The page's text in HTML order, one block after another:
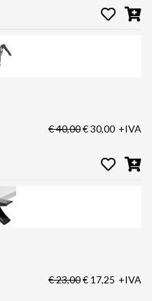
€ 40,00€ 30,00 +IVA
€ 23,00€ 17,25 +IVA